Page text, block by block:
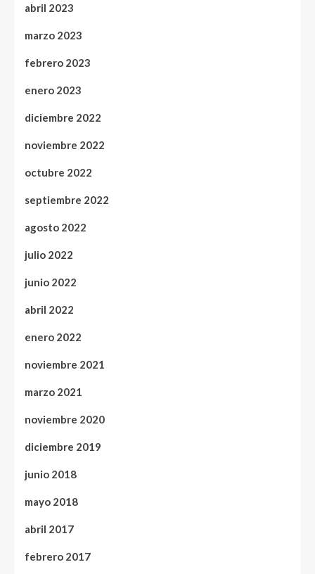
abril 2023
marzo 2023
febrero 2023
enero 2023
diciembre 2022
noviembre 2022
octubre 2022
septiembre 2022
agosto 2022
julio 2022
junio 2022
abril 2022
enero 2022
noviembre 2021
marzo 2021
noviembre 2020
diciembre 2019
junio 2018
mayo 2018
abril 2017
febrero 2017